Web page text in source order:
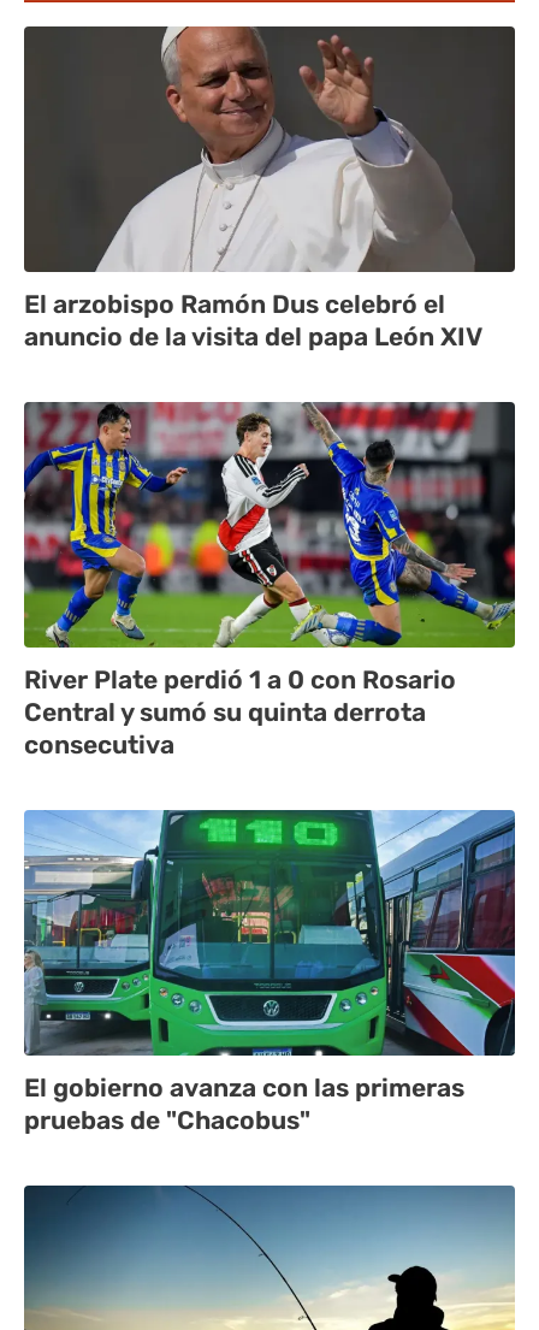
El arzobispo Ramón Dus celebró el
anuncio de la visita del papa León XIV
River Plate perdió 1 a 0 con Rosario
Central y sumó su quinta derrota
consecutiva
El gobierno avanza con las primeras
pruebas de "Chacobus"